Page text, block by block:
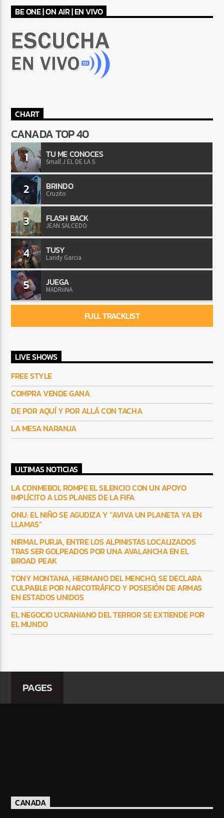
BE ONE | ON AIR | EN VIVO
CHART
CANADA TOP 40
1 TU ME CONOCES
Small J EL DE LA S
2 BRINDO
Cruzito
3 FLASH BACK
JEAN SALCEDO
4 TUSY
Landy Garcia
5 JUEGA
MADRiiNA
FULL TRACKLIST
LIVE SHOWS
FREE STYLE
COMPRA VENDE GANA
DE POR AQUÍ Y POR ALLÁ CON TACHA
LA MESA NARANJA
ULTIMAS NOTICIAS
LA CONMEBOL ROMPE EL SILENCIO CON UN APOYO
IMPLÍCITO A LOS PLANES DE LA FIFA
ONU: EL NIÑO SE AGUDIZA Y “AVIVA UN PLANETA YA EN
LLAMAS”
NIRMAL PURJA, ENTRE LOS ALPINISTAS LOCALIZADOS
TRAS SER GOLPEADOS POR UNA AVALANCHA EN EL
BROAD PEAK
TONY MONTANA, HERMANO DEL MENCHO, SE DECLARA
CULPABLE POR NARCOTRÁFICO Y POSESIÓN DE ARMAS
EN ESTADOS UNIDOS
EL NEGOCIO UCRANIANO DEL TERROR SE EXTIENDE POR
EL MUNDO
PAGES
CANADA